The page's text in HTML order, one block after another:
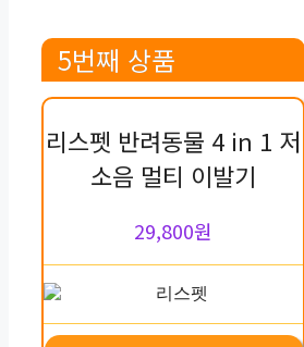
5번째 상품
리스펫 반려동물 4 in 1 저
소음 멀티 이발기
29,800원